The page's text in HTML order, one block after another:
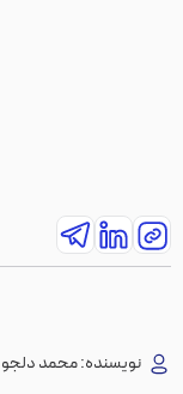
نویسنده:محمد دلجو